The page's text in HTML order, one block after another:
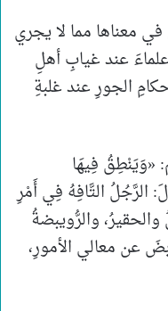
معناها مما لا يجري
عند غيابِ أهلِ
الجورِ عند غلبةِ
«وَيَنْطِقُ فِيهَا
الرَّجُلُ التَّافِهُ فِي أَمْرِ
والحقيرُ، والرُّويبضةُ
عن معالي الأمورِ،